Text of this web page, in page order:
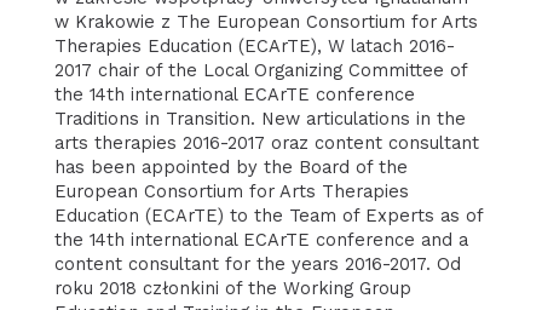
w Krakowie z The European Consortium for Arts
Therapies Education (ECArTE), W latach 2016-
2017 chair of the Local Organizing Committee of
the 14th international ECArTE conference
Traditions in Transition. New articulations in the
arts therapies 2016-2017 oraz content consultant
has been appointed by the Board of the
European Consortium for Arts Therapies
Education (ECArTE) to the Team of Experts as of
the 14th international ECArTE conference and a
content consultant for the years 2016-2017. Od
roku 2018 członkini of the Working Group